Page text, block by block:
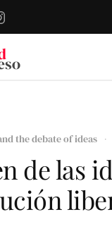
the debate of ideas
de las